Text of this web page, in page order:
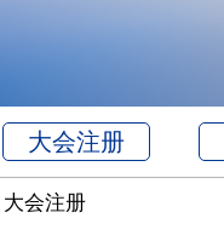
大会注册
大会注册